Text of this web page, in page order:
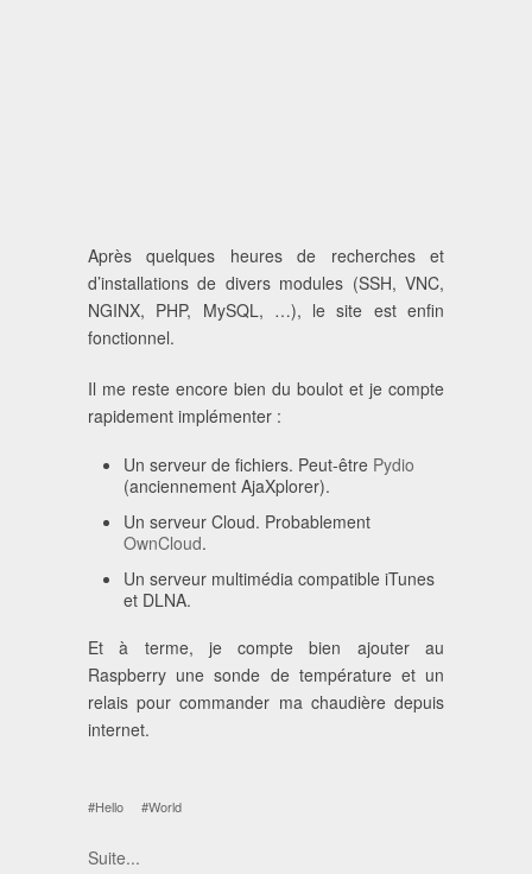
Après quelques heures de recherches et
d’installations de divers modules (SSH, VNC,
NGINX, PHP, MySQL, …), le site est enfin
fonctionnel.
Il me reste encore bien du boulot et je compte
rapidement implémenter :
Un serveur de fichiers. Peut-être Pydio
(anciennement AjaXplorer).
Un serveur Cloud. Probablement
OwnCloud.
Un serveur multimédia compatible iTunes
et DLNA.
Et à terme, je compte bien ajouter au
Raspberry une sonde de température et un
relais pour commander ma chaudière depuis
internet.
#Hello #World
Suite...